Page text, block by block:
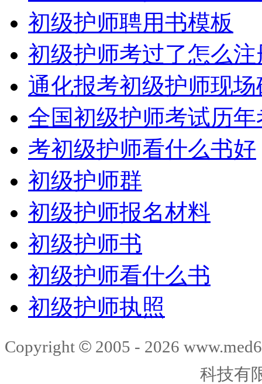
初级护师聘用书模板
初级护师考过了怎么注
通化报考初级护师现场
全国初级护师考试历
考初级护师看什么书好
初级护师群
初级护师报名材料
初级护师书
初级护师看什么书
初级护师执照
Copyright © 2005 - 2026
科技有